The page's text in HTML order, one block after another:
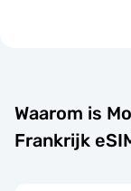
Waarom is
Frankrijk